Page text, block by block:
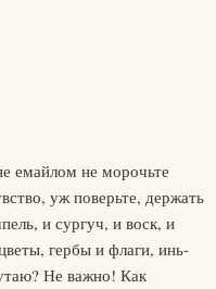
емайлом не морочьте
уж поверьте, держать
и сургуч, и воск, и
гербы и флаги, инь-
Не важно! Как